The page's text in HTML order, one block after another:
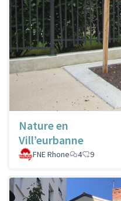
Nature en
Vill’eurbanne
FNE Rhone
4 9